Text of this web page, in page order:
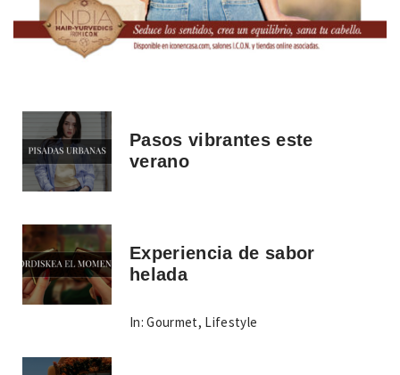
Pasos vibrantes este
verano
Experiencia de sabor
helada
In: Gourmet, Lifestyle